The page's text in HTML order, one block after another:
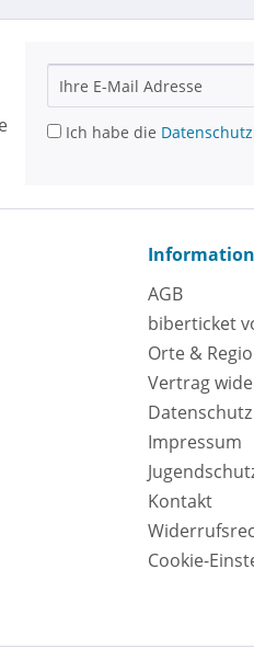
Ich habe die
AGB
biberticket
Orte &
Vertrag
Datenschutz
Impressum
Kontakt
Cookie-